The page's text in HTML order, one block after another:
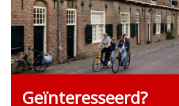
Geïnteresseerd?